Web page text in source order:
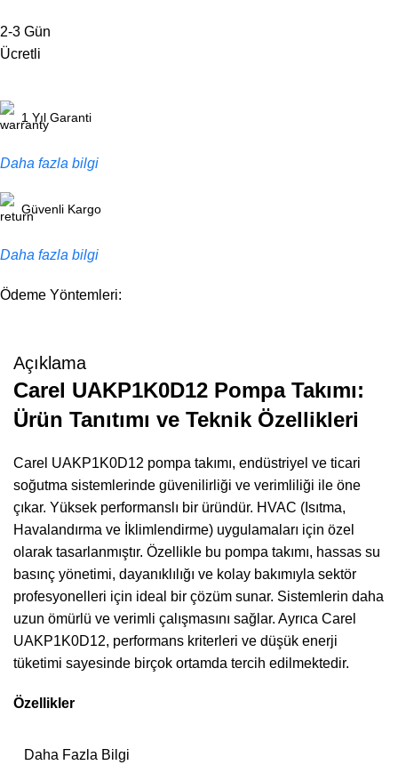
2-3 Gün
Ücretli
1 Yıl Garanti
Daha fazla bilgi
Güvenli Kargo
Daha fazla bilgi
Ödeme Yöntemleri:
Açıklama
Carel UAKP1K0D12 Pompa Takımı:
Ürün Tanıtımı ve Teknik Özellikleri
Carel UAKP1K0D12 pompa takımı, endüstriyel ve ticari
soğutma sistemlerinde güvenilirliği ve verimliliği ile öne
çıkar. Yüksek performanslı bir üründür. HVAC (Isıtma,
Havalandırma ve İklimlendirme) uygulamaları için özel
olarak tasarlanmıştır. Özellikle bu pompa takımı, hassas su
basınç yönetimi, dayanıklılığı ve kolay bakımıyla sektör
profesyonelleri için ideal bir çözüm sunar. Sistemlerin daha
uzun ömürlü ve verimli çalışmasını sağlar. Ayrıca Carel
UAKP1K0D12, performans kriterleri ve düşük enerji
tüketimi sayesinde birçok ortamda tercih edilmektedir.
Özellikler
Daha Fazla Bilgi